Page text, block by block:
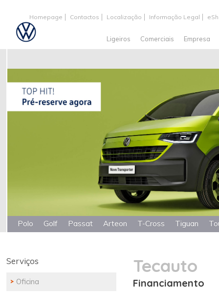
Homepage Contactos Localização Informação Legal
Ligeiros Comerciais Empresa
Polo Golf Passat Arteon T-Cross Tiguan
Serviços
Oficina
Tecauto
Financiamento